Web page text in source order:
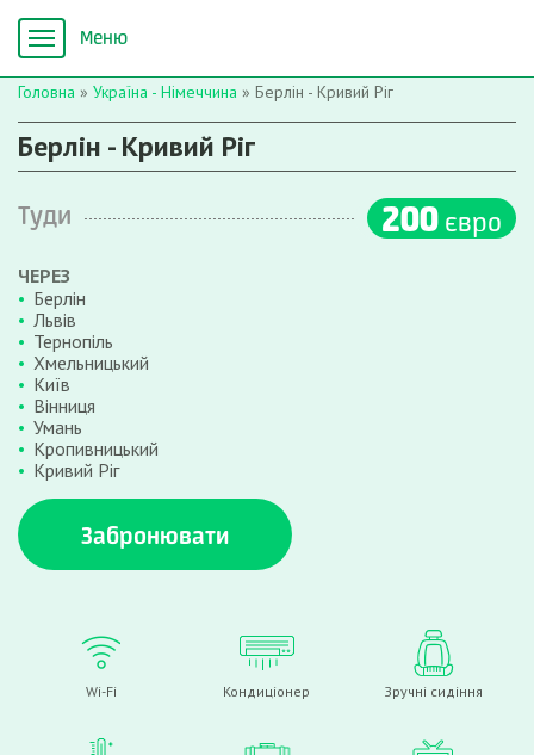
Головна » Україна - Німеччина » Берлін - Кривий Ріг
Берлін - Кривий Ріг
Туди 200 євро
ЧЕРЕЗ
Берлін
Львів
Тернопіль
Хмельницький
Київ
Вінниця
Умань
Кропивницький
Кривий Ріг
Забронювати
Wi-Fi Кондиціонер Зручні сидіння